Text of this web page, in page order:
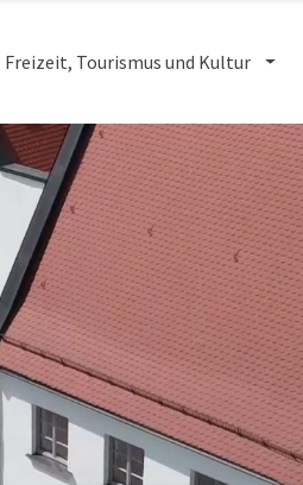
Freizeit, Tourismus und Kultur